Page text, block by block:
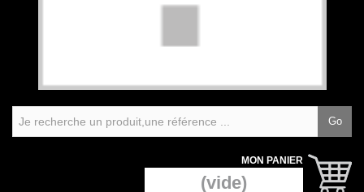
Go
MON PANIER
(vide)